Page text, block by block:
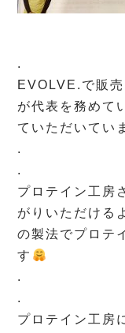
.
EVOLVE.で販
が代表を務めて
ていただいてい
.
.
プロテイン工房
がりいただける
の製法でプロテ
す
.
.
プロテイン工房